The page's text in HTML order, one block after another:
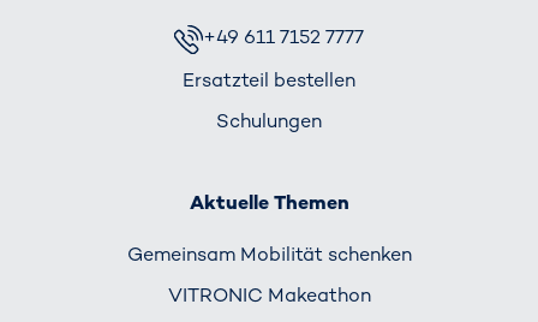
+49 611 7152 7777
Ersatzteil bestellen
Schulungen
Aktuelle Themen
Gemeinsam Mobilität schenken
VITRONIC Makeathon